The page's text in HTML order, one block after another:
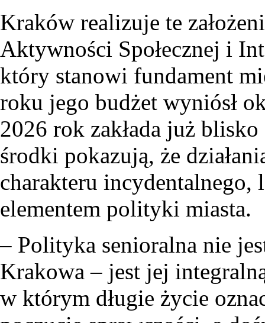
Kraków realizuje te
Aktywności Społecznej i
który stanowi fundament
roku jego budżet wyniósł
2026 rok zakłada już
środki pokazują, że
charakteru incydentalnego,
elementem polityki miasta.
– Polityka senioralna nie
Krakowa – jest jej
w którym długie życie